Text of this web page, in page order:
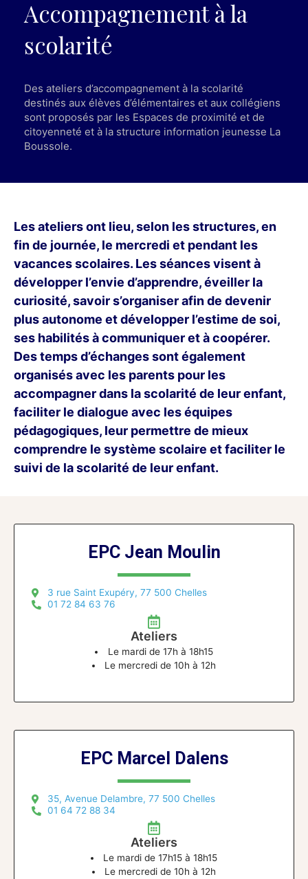
Accompagnement à la
scolarité
Des ateliers d’accompagnement à la scolarité
destinés aux élèves d’élémentaires et aux collégiens
sont proposés par les Espaces de proximité et de
citoyenneté et à la structure information jeunesse La
Boussole.
Les ateliers ont lieu, selon les structures, en
fin de journée, le mercredi et pendant les
vacances scolaires. Les séances visent à
développer l’envie d’apprendre, éveiller la
curiosité, savoir s’organiser afin de devenir
plus autonome et développer l’estime de soi,
ses habilités à communiquer et à coopérer.
Des temps d’échanges sont également
organisés avec les parents pour les
accompagner dans la scolarité de leur enfant,
faciliter le dialogue avec les équipes
pédagogiques, leur permettre de mieux
comprendre le système scolaire et faciliter le
suivi de la scolarité de leur enfant.
EPC Jean Moulin
3 rue Saint Exupéry, 77 500 Chelles
01 72 84 63 76
Ateliers
Le mardi de 17h à 18h15
Le mercredi de 10h à 12h
EPC Marcel Dalens
35, Avenue Delambre, 77 500 Chelles
01 64 72 88 34
Ateliers
Le mardi de 17h15 à 18h15
Le mercredi de 10h à 12h